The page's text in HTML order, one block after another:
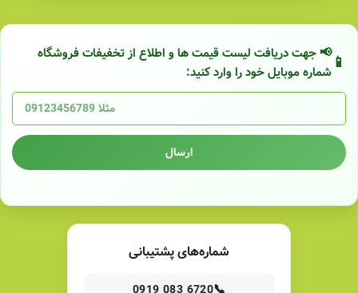
📢 جهت دریافت لیست قیمت ها و اطلاع از تخفیفات فروشگاه
شماره موبایل خود را وارد کنید:
ارسال
شماره‌های پشتیبانی